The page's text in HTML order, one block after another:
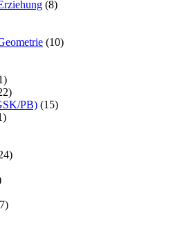
(8)
(10)
PB) (15)